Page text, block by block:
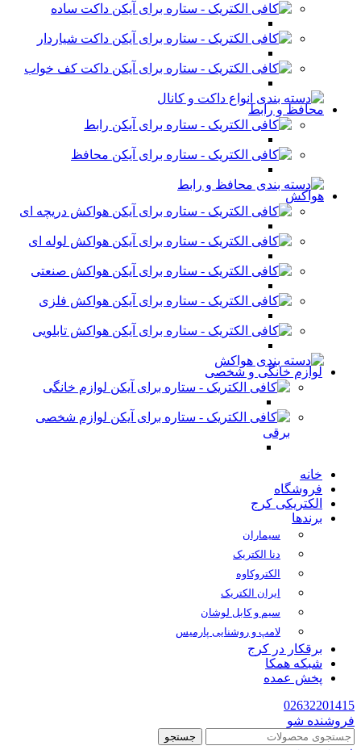
داکت ساده
داکت شیاردار
داکت کف خواب
محافظ و رابط
رابط
محافظ
هواکش
هواکش دریچه ای
هواکش لوله ای
هواکش صنعتی
هواکش فلزی
هواکش تابلویی
لوازم خانگی و شخصی
لوازم خانگی
لوازم شخصی
برقی
خانه
فروشگاه
الکتریکی کرج
برندها
سیماران
دنا الکتریک
الکتروکاوه
ایران الکتریک
سیم و کابل لوشان
لامپ و روشنایی پارمیس
برقکار در کرج
شبکه همکا
پخش عمده
02632201415
فروشنده شو
جستجو